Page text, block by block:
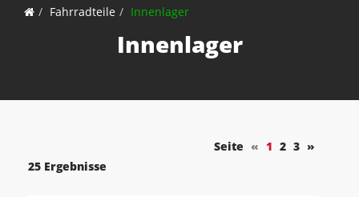
Fahrradteile Innenlager
Innenlager
Seite « 1 2 3 »
25 Ergebnisse